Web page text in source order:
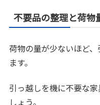
不要品の整理と荷物
荷物の量が少ないほど
ます。
引っ越しを機に不要な
しょう。